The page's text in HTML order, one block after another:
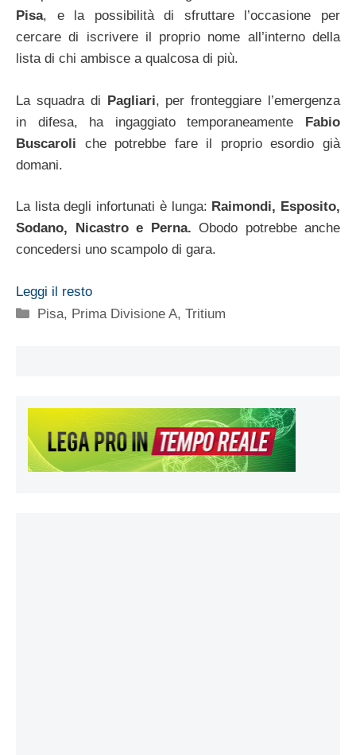
Pisa, e la possibilità di sfruttare l’occasione per
cercare di iscrivere il proprio nome all’interno della
lista di chi ambisce a qualcosa di più.
La squadra di Pagliari, per fronteggiare l’emergenza
in difesa, ha ingaggiato temporaneamente Fabio
Buscaroli che potrebbe fare il proprio esordio già
domani.
La lista degli infortunati è lunga: Raimondi, Esposito,
Sodano, Nicastro e Perna. Obodo potrebbe anche
concedersi uno scampolo di gara.
Leggi il resto
Categorie
Pisa, Prima Divisione A,Tritium